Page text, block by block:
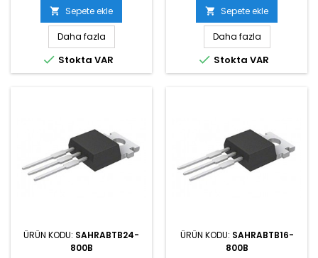
 Sepete ekle
Daha fazla
 Stokta VAR
 Sepete ekle
Daha fazla
 Stokta VAR
ÜRÜN KODU: SAHRABTB24-
800B
ÜRÜN KODU: SAHRABTB16-
800B